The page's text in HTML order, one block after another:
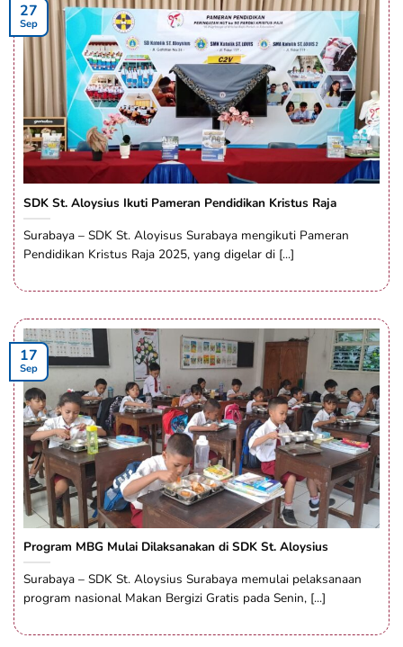
SDK St. Aloysius Ikuti Pameran Pendidikan Kristus Raja
Surabaya – SDK St. Aloyisus Surabaya mengikuti Pameran
Pendidikan Kristus Raja 2025, yang digelar di [...]
27
Sep
Program MBG Mulai Dilaksanakan di SDK St. Aloysius
Surabaya – SDK St. Aloysius Surabaya memulai pelaksanaan
program nasional Makan Bergizi Gratis pada Senin, [...]
17
Sep